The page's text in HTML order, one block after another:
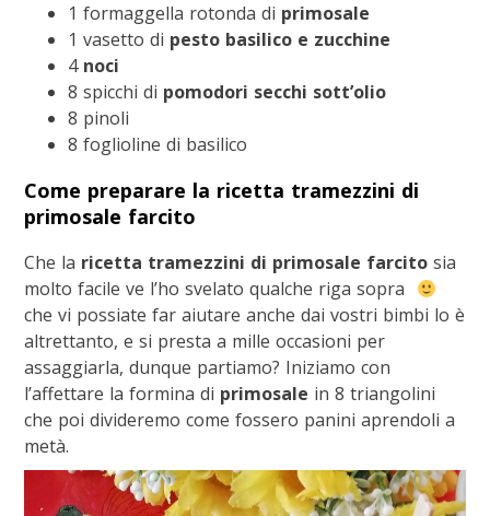
1 formaggella rotonda di primosale
1 vasetto di pesto basilico e zucchine
4 noci
8 spicchi di pomodori secchi sott’olio
8 pinoli
8 foglioline di basilico
Come preparare la ricetta tramezzini di
primosale farcito
Che la ricetta tramezzini di primosale farcito sia
molto facile ve l’ho svelato qualche riga sopra
che vi possiate far aiutare anche dai vostri bimbi lo è
altrettanto, e si presta a mille occasioni per
assaggiarla, dunque partiamo? Iniziamo con
l’affettare la formina di primosale in 8 triangolini
che poi divideremo come fossero panini aprendoli a
metà.